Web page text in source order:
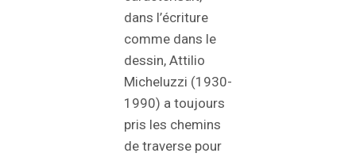
dans l’écriture
comme dans le
dessin, Attilio
Micheluzzi (1930-
1990) a toujours
pris les chemins
de traverse pour